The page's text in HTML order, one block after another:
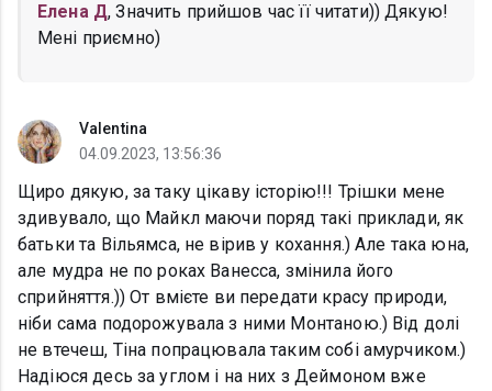
Елена Д, Значить прийшов час її читати)) Дякую!
Мені приємно)
Valentina
04.09.2023, 13:56:36
Щиро дякую, за таку цікаву історію!!! Трішки мене
здивувало, що Майкл маючи поряд такі приклади, як
батьки та Вільямса, не вірив у кохання.) Але така юна,
але мудра не по роках Ванесса, змінила його
сприйняття.)) От вмієте ви передати красу природи,
ніби сама подорожувала з ними Монтаною.) Від долі
не втечеш, Тіна попрацювала таким собі амурчиком.)
Надіюся десь за углом і на них з Деймоном вже